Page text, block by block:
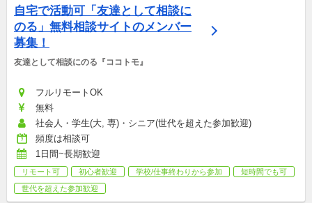
自宅で活動可「友達として相談に
のる」無料相談サイトのメンバー
募集！
友達として相談にのる『ココトモ』
フルリモートOK
無料
社会人・学生(大, 専)・シニア(世代を超えた参加歓迎)
頻度は相談可
1日間~長期歓迎
リモート可 初心者歓迎 学校/仕事終わりから参加
短時間でも可
世代を超えた参加歓迎